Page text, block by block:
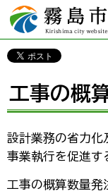
霧島市 Kirishima
city website
工事の概
設計業務の省力化
事業執行を促進す
工事の概算数量発